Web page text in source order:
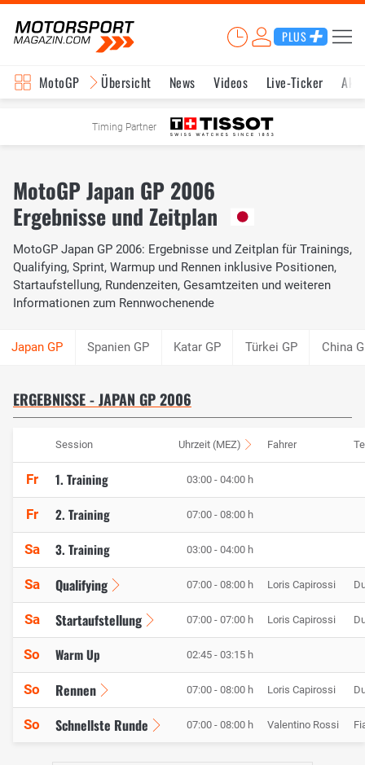
PLUS
MotoGP Übersicht News Videos Live-Ticker
Timing Partner
MotoGP Japan GP 2006
Ergebnisse und Zeitplan
MotoGP Japan GP 2006: Ergebnisse und Zeitplan für Trainings,
Qualifying, Sprint, Warmup und Rennen inklusive Positionen,
Startaufstellung, Rundenzeiten, Gesamtzeiten und weiteren
Informationen zum Rennwochenende
Spanien GP Katar GP Türkei GP China
ERGEBNISSE - JAPAN GP 2006
Session Uhrzeit (MEZ) Fahrer
Fr 1. Training 03:00 - 04:00 h
Fr 2. Training 07:00 - 08:00 h
Sa 3. Training 03:00 - 04:00 h
Sa Qualifying 07:00 - 08:00 h Loris Capirossi
Sa Startaufstellung 07:00 - 07:00 h Loris Capirossi
So Warm Up 02:45 - 03:15 h
So Rennen 07:00 - 08:00 h Loris Capirossi
So Schnellste Runde 07:00 - 08:00 h Valentino Rossi